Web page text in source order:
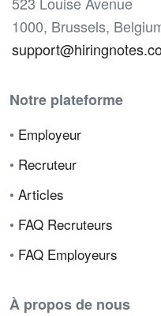
1000, Brussels,
Notre plateforme
• Employeur
• Recruteur
• Articles
• FAQ Recruteurs
• FAQ Employeurs
À propos de nous